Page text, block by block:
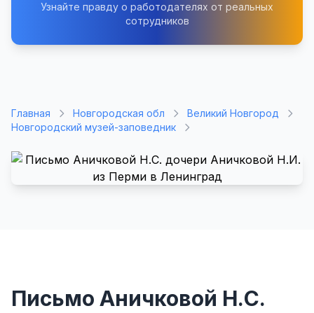
Узнайте правду о работодателях от реальных
сотрудников
Главная Новгородская обл
Великий Новгород
Новгородский музей-заповедник
Письмо Аничковой Н.С.